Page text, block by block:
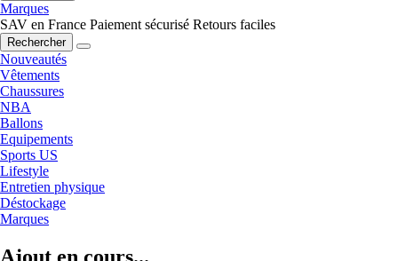
Marques
SAV en France Paiement sécurisé Retours faciles
Rechercher
Nouveautés
Vêtements
Chaussures
NBA
Ballons
Equipements
Sports US
Lifestyle
Entretien physique
Déstockage
Marques